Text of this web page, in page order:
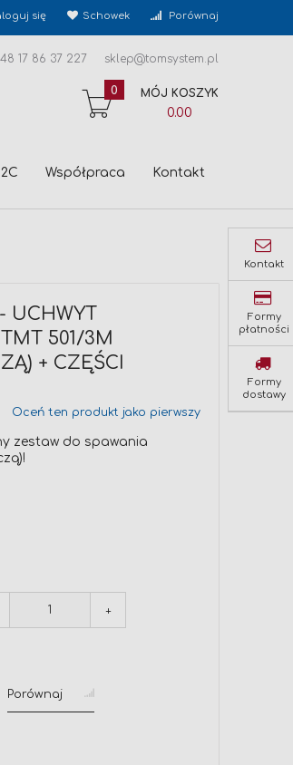
się Schowek Porównaj
17 86 37 227 sklep@tomsystem.pl
MÓJ KOSZYK
0.00
0
Współpraca Kontakt
UCHWYT
501/3M
+ CZĘŚCI
Oceń ten produkt jako pierwszy
zestaw do spawania
+
Porównaj
Kontakt
Formy
płatności
Formy
dostawy